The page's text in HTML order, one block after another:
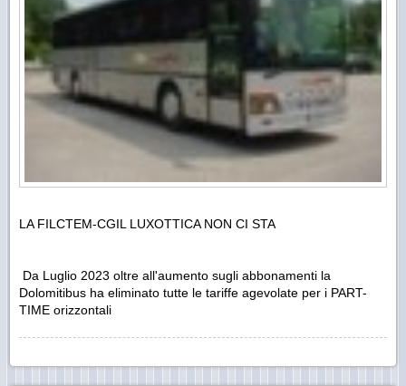
LA FILCTEM-CGIL LUXOTTICA NON CI STA
Da Luglio 2023 oltre all'aumento sugli abbonamenti la
Dolomitibus ha eliminato tutte le tariffe agevolate per i PART-
TIME orizzontali